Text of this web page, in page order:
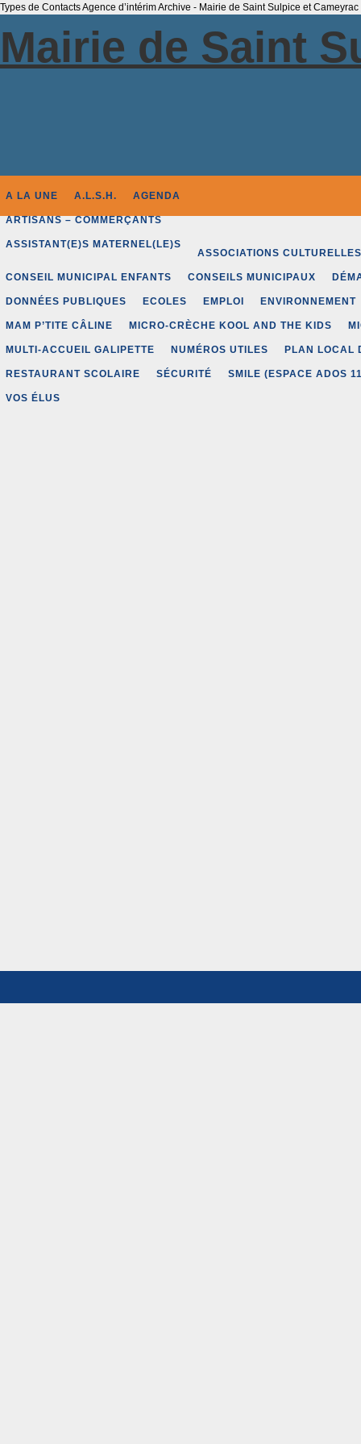
Types de Contacts Agence d’intérim Archive - Mairie de Saint Sulpice et Cameyrac
Mairie de Saint
A LA UNE A.L.S.H. AGENDA
ARTISANS – COMMERÇANTS
ASSISTANT(E)S MATERNEL(LE)S
ASSOCIATIONS CULTURELLES
CONSEIL MUNICIPAL ENFANTS CONSEILS MUNICIPAUX
DONNÉES PUBLIQUES ECOLES EMPLOI ENVIRONNEMENT
MAM P’TITE CÂLINE MICRO-CRÈCHE KOOL AND THE KIDS
MULTI-ACCUEIL GALIPETTE NUMÉROS UTILES PLAN LOCAL
RESTAURANT SCOLAIRE SÉCURITÉ SMILE (ESPACE ADOS
VOS ÉLUS